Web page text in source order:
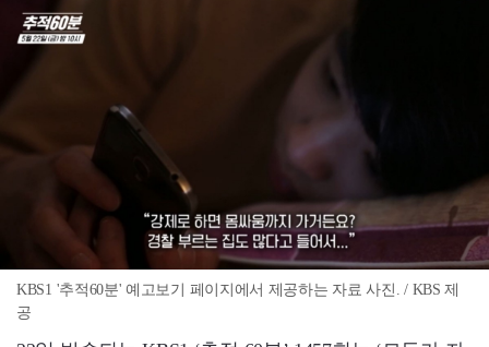
KBS1 '추적60분' 예고보기 페이지에서 제공하는 자료 사진. / KBS 제
공